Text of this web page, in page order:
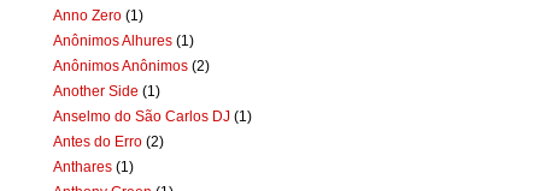
Anno Zero (1)
Anônimos Alhures (1)
Anônimos Anônimos (2)
Another Side (1)
Anselmo do São Carlos DJ (1)
Antes do Erro (2)
Anthares (1)